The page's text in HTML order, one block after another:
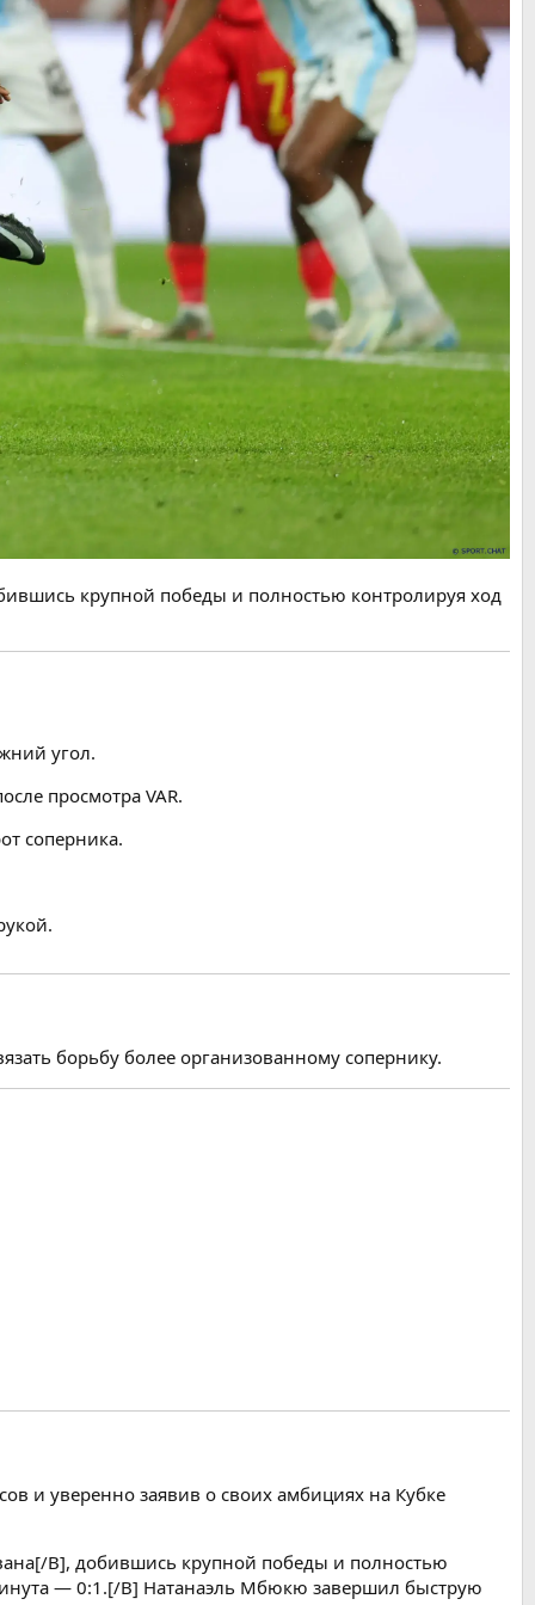
крупной победы и полностью контролируя ход
угол.
просмотра VAR.
соперника.
борьбу более организованному сопернику.
и уверенно заявив о своих амбициях на Кубке
B], добившись крупной победы и полностью
— 0:1.[/B] Натанаэль Мбюкю завершил быструю